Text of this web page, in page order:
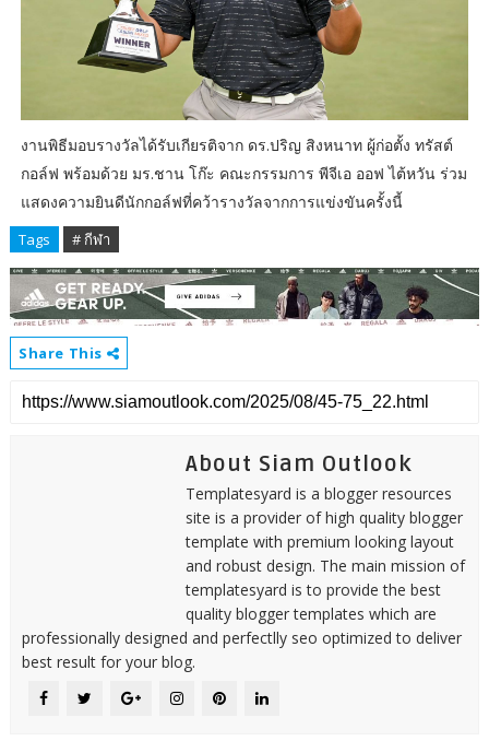
งานพิธีมอบรางวัลได้รับเกียรติจาก ดร.ปริญ สิงหนาท ผู้ก่อตั้ง ทรัสต์
กอล์ฟ พร้อมด้วย มร.ชาน โก๊ะ คณะกรรมการ พีจีเอ ออฟ ไต้หวัน ร่วม
แสดงความยินดีนักกอล์ฟที่คว้ารางวัลจากการแข่งขันครั้งนี้
Tags # กีฬา
Share This
About Siam Outlook
Templatesyard is a blogger resources
site is a provider of high quality blogger
template with premium looking layout
and robust design. The main mission of
templatesyard is to provide the best
quality blogger templates which are
professionally designed and perfectlly seo optimized to deliver
best result for your blog.